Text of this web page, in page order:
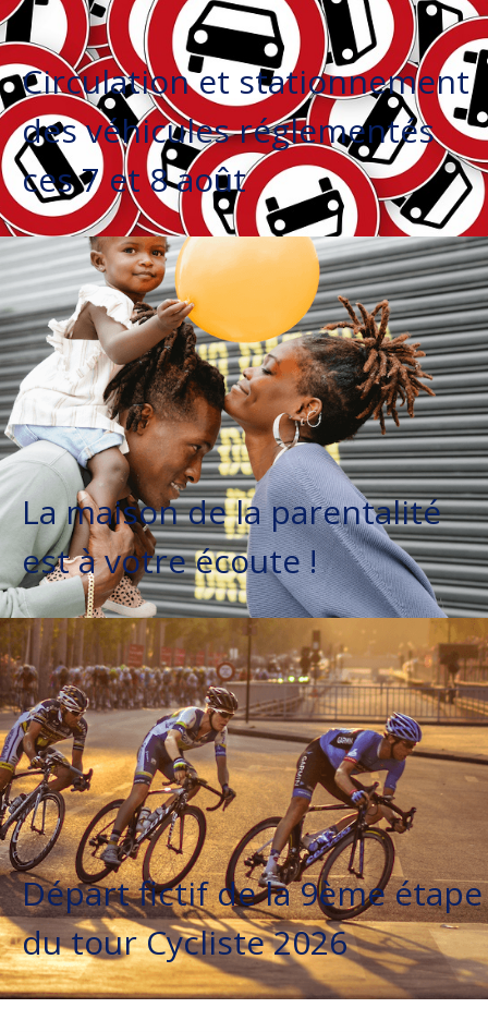
Circulation et stationnement
des véhicules réglementés
ces 7 et 8 août
La maison de la parentalité
est à votre écoute !
Départ fictif de la 9ème étape
du tour Cycliste 2026